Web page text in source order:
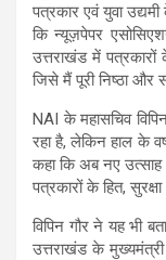
पत्रकार एवं युवा
कि न्यूज़पेपर
उत्तराखंड में पत्रकारों
जिसे मैं पूरी निष्ठा और
NAI के महासचिव
रहा है, लेकिन हाल के
कहा कि अब नए
पत्रकारों के हित,
विपिन गौर ने यह भी
उत्तराखंड के